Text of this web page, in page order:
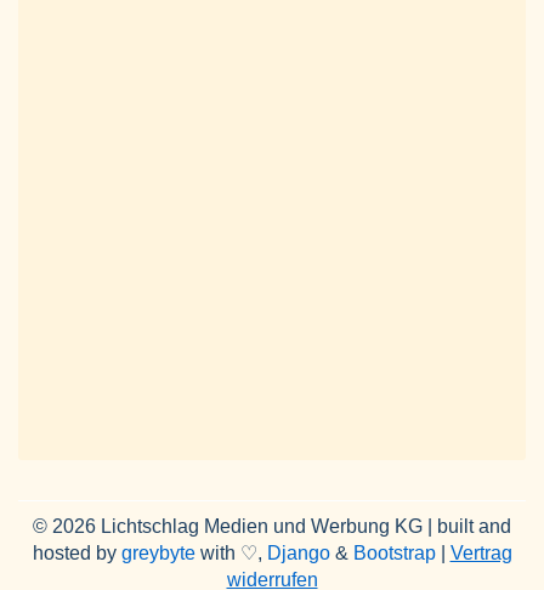
© 2026 Lichtschlag Medien und Werbung KG | built and
hosted by greybytewith ♡, Django& Bootstrap| Vertrag
widerrufen